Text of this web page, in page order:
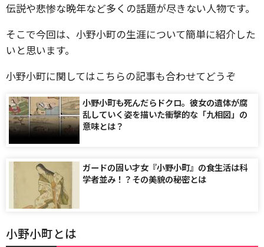
伝説や悲惨な晩年など多くの話題が尽きない人物です。
そこで今回は、小野小町の生涯について簡単に紹介した
いと思います。
小野小町に関してはこちらの記事も合わせてどうぞ
小野小町も死んだらドクロ。彼女の遺体が腐
乱していく姿を描いた衝撃的な「九相図」の
意味とは？
ガードの固い才女『小野小町』の食生活は科
学者並み！？その美貌の秘密とは
小野小町とは